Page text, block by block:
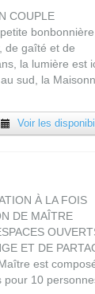
COUPLE
de gaîté et de
la lumière est
sud, la
Voir les
À LA FOIS
DE MAÎTRE
ET DE
est
10